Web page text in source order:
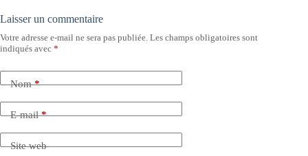
Laisser un commentaire
Votre adresse e-mail ne sera pas publiée. Les champs obligatoires sont
indiqués avec *
Nom*
E-mail*
Site web